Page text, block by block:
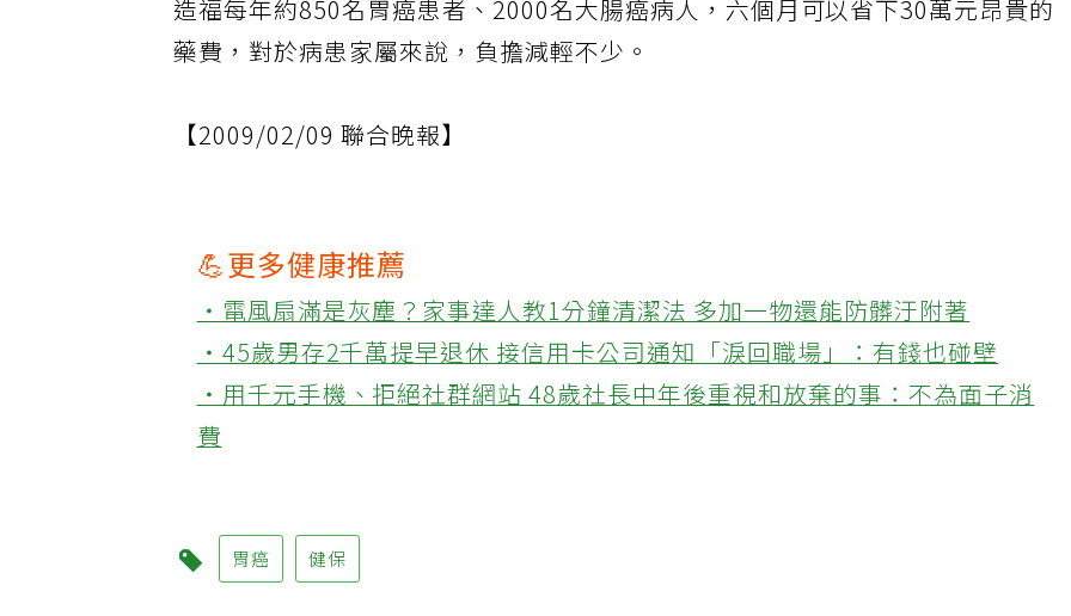
造福每年約850名胃癌患者、2000名大腸癌病人，六個月可以省下30萬元昂貴的
藥費，對於病患家屬來說，負擔減輕不少。
【2009/02/09 聯合晚報】
💪更多健康推薦
‧電風扇滿是灰塵？家事達人教1分鐘清潔法 多加一物還能防髒汙附著
‧45歲男存2千萬提早退休 接信用卡公司通知「淚回職場」：有錢也碰壁
‧用千元手機、拒絕社群網站 48歲社長中年後重視和放棄的事：不為面子消
費
胃癌 健保